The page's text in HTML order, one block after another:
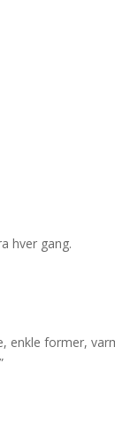
hver gang.
enkle former,